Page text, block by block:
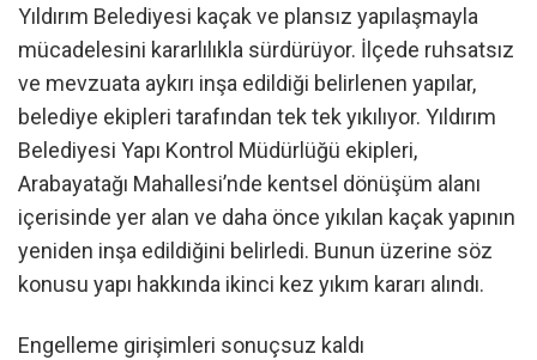
Yıldırım Belediyesi kaçak ve plansız yapılaşmayla
mücadelesini kararlılıkla sürdürüyor. İlçede ruhsatsız
ve mevzuata aykırı inşa edildiği belirlenen yapılar,
belediye ekipleri tarafından tek tek yıkılıyor. Yıldırım
Belediyesi Yapı Kontrol Müdürlüğü ekipleri,
Arabayatağı Mahallesi’nde kentsel dönüşüm alanı
içerisinde yer alan ve daha önce yıkılan kaçak yapının
yeniden inşa edildiğini belirledi. Bunun üzerine söz
konusu yapı hakkında ikinci kez yıkım kararı alındı.
Engelleme girişimleri sonuçsuz kaldı